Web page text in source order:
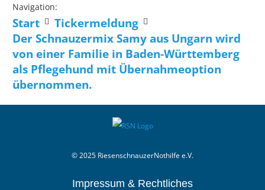
Navigation:
Start
Tickermeldung
Der Schnauzermix Samy aus Ungarn wird
von einer Familie in Baden-Württemberg
als Pflegehund mit Übernahmeoption
übernommen.
© 2025 RiesenschnauzerNothilfe e.V.
Impressum & Rechtliches